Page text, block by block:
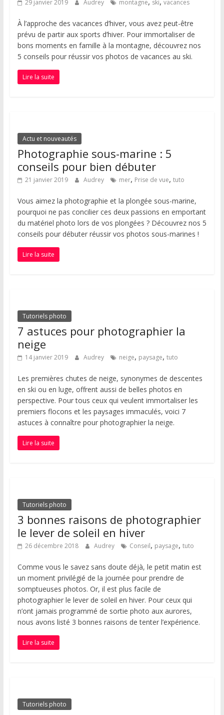
29 janvier 2019 Audrey montagne ski vacances
À l’approche des vacances d’hiver, vous avez peut-être
prévu de partir aux sports d’hiver. Pour immortaliser de
bons moments en famille à la montagne, découvrez nos
5 conseils pour réussir vos photos de vacances au ski.
Lire la suite
Actu et nouveautés
Photographie sous-marine : 5
conseils pour bien débuter
21 janvier 2019 Audrey mer, Prise de vue, tuto
Vous aimez la photographie et la plongée sous-marine,
pourquoi ne pas concilier ces deux passions en emportant
du matériel photo lors de vos plongées ? Découvrez nos 5
conseils pour débuter réussir vos photos sous-marines !
Lire la suite
Tutoriels photo
7 astuces pour photographier la
neige
14 janvier 2019 Audrey neige, paysage, tuto
Les premières chutes de neige, synonymes de descentes
en ski ou en luge, offrent aussi de belles photos en
perspective. Pour tous ceux qui veulent immortaliser les
premiers flocons et les paysages immaculés, voici 7
astuces à connaître pour photographier la neige.
Lire la suite
Tutoriels photo
3 bonnes raisons de photographier
le lever de soleil en hiver
26 décembre 2018 Audrey Conseil, paysage, tuto
Comme vous le savez sans doute déjà, le petit matin est
un moment privilégié de la journée pour prendre de
somptueuses photos. Or, il est plus facile de
photographier le lever de soleil en hiver. Pour ceux qui
n’ont jamais programmé de sortie photo aux aurores,
nous avons listé 3 bonnes raisons de tenter l’expérience.
Lire la suite
Tutoriels photo